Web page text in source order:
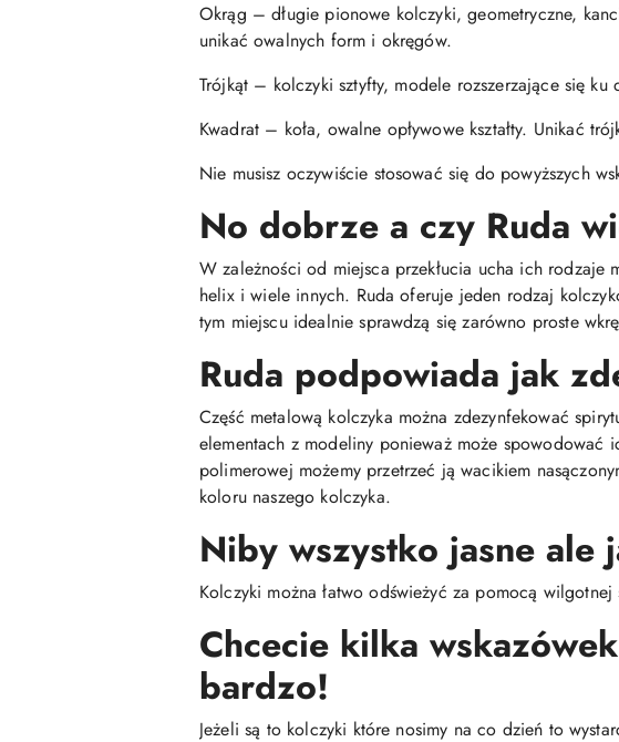
Okrąg – długie pionowe kolczyki, geometryczne,
unikać owalnych form i okręgów.
Trójkąt – kolczyki sztyfty, modele rozszerzające się ku
Kwadrat – koła, owalne opływowe kształty. Unikać
Nie musisz oczywiście stosować się do powyższych
No dobrze a czy Ruda
W zależności od miejsca przekłucia ucha ich
helix i wiele innych. Ruda oferuje jeden rodzaj
tym miejscu idealnie sprawdzą się zarówno proste
Ruda podpowiada jak
Część metalową kolczyka można zdezynfekować
elementach z modeliny ponieważ może spowodować
polimerowej możemy przetrzeć ją wacikiem
koloru naszego kolczyka.
Niby wszystko jasne ale
Kolczyki można łatwo odświeżyć za pomocą
Chcecie kilka
bardzo!
Jeżeli są to kolczyki które nosimy na co dzień to